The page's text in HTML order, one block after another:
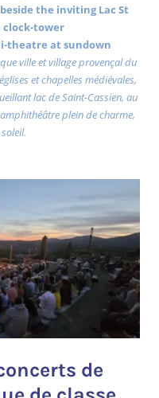
the inviting Lac St
clock-tower
theatre at sundown
ville et village provençal du
et chapelles médiévales,
lac de Saint-Cassien, au
plein de charme,
de